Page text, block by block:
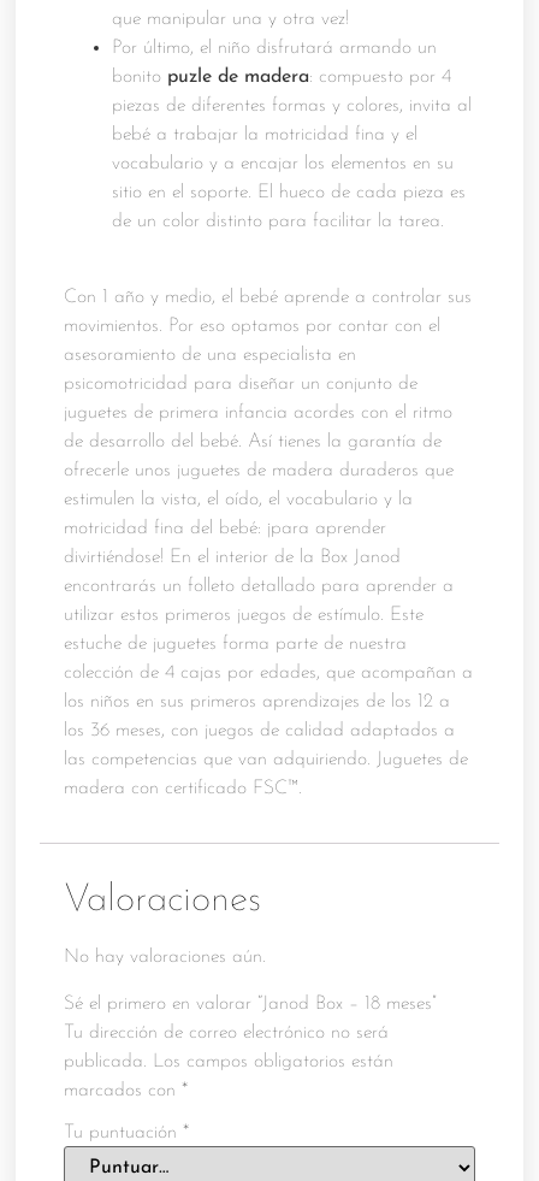
que manipular una y otra vez!
Por último, el niño disfrutará armando un
bonito puzle de madera: compuesto por 4
piezas de diferentes formas y colores, invita al
bebé a trabajar la motricidad fina y el
vocabulario y a encajar los elementos en su
sitio en el soporte. El hueco de cada pieza es
de un color distinto para facilitar la tarea.
Con 1 año y medio, el bebé aprende a controlar sus
movimientos. Por eso optamos por contar con el
asesoramiento de una especialista en
psicomotricidad para diseñar un conjunto de
juguetes de primera infancia acordes con el ritmo
de desarrollo del bebé. Así tienes la garantía de
ofrecerle unos juguetes de madera duraderos que
estimulen la vista, el oído, el vocabulario y la
motricidad fina del bebé: ¡para aprender
divirtiéndose! En el interior de la Box Janod
encontrarás un folleto detallado para aprender a
utilizar estos primeros juegos de estímulo. Este
estuche de juguetes forma parte de nuestra
colección de 4 cajas por edades, que acompañan a
los niños en sus primeros aprendizajes de los 12 a
los 36 meses, con juegos de calidad adaptados a
las competencias que van adquiriendo. Juguetes de
madera con certificado FSC™.
Valoraciones
No hay valoraciones aún.
Sé el primero en valorar “Janod Box – 18 meses”
Tu dirección de correo electrónico no será
publicada. Los campos obligatorios están
marcados con *
Tu puntuación *